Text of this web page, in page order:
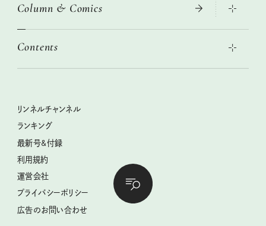
この春ほしい大人のスニーカー 2026春夏
本当に使える「旅道具」
母の日に贈りたい、お花モチーフのアイテム
2026年春夏 トレンドファッションニュース
女子旅おすすめスポット 暮らすように心地いいリンネル旅ガイ
リンネル 暮らしの道具大賞
ナチュラルメイクレッスン
喜ばれる贈り物手帖
Column & Comics
ぐれいさん
中沢元紀の板前さん入門
空想喫茶トラノコクさんのあの店この店、喫茶訪問日記
圷みほさんのゆるっと週末キャンプ通信
豆柴・まもるくんの旅日記
柳沢小実さんのお散歩するようなゆるり旅
valoさんのかわいいもの探し
Contents
リンネル暮らし部
リンネルチャンネル
おぱんつ君のわくわく楽しい一週間占い
毎日が心地よくなるリンネルタロット
リンネルチャンネル
ランキング
最新号&付録
利用規約
運営会社
プライバシーポリシー
広告のお問い合わせ